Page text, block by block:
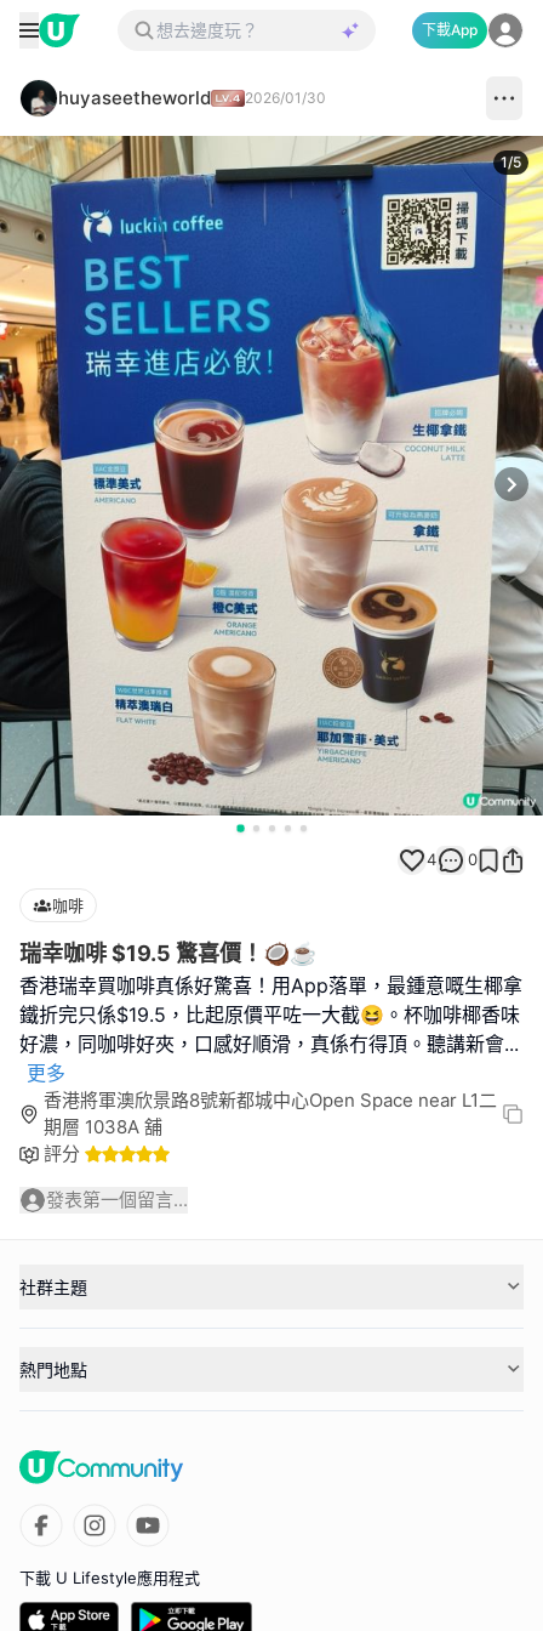
下載App
huyaseetheworld 2026/01/30
1/5
4 0
咖啡
瑞幸咖啡 $19.5 驚喜價！🥥☕️
香港瑞幸買咖啡真係好驚喜！用App落單，最鍾意嘅生椰拿
鐵折完只係$19.5，比起原價平咗一大截😆。杯咖啡椰香味
好濃，同咖啡好夾，口感好順滑，真係冇得頂。聽講新會...
更多
香港將軍澳欣景路8號新都城中心Open Space near L1二
期層 1038A 舖
評分
發表第一個留言...
社群主題
熱門地點
下載 U Lifestyle應用程式